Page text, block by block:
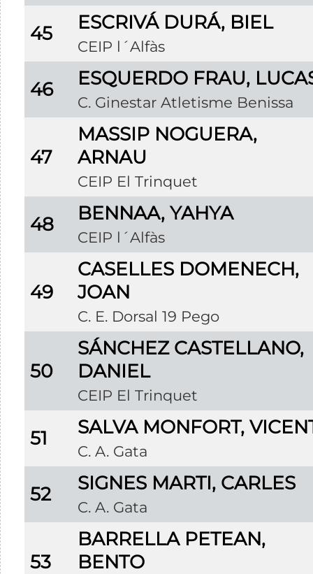
45 ESCRIVÁ DURÁ, BIEL
CEIP l´Alfàs
46 ESQUERDO FRAU,
C. Ginestar Atletisme Benissa
47
MASSIP NOGUERA,
ARNAU
CEIP El Trinquet
48 BENNAA, YAHYA
CEIP l´Alfàs
49
CASELLES DOMENECH,
JOAN
C. E. Dorsal 19 Pego
50
SÁNCHEZ CASTELLANO,
DANIEL
CEIP El Trinquet
51 SALVA MONFORT,
C. A. Gata
52 SIGNES MARTI, CARLES
C. A. Gata
53
BARRELLA PETEAN,
BENTO